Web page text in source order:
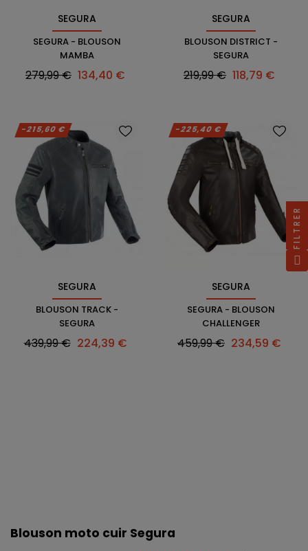
SEGURA
SEGURA - BLOUSON
MAMBA
Prix
279,99 € Prix
134,40 €
SEGURA
BLOUSON DISTRICT -
SEGURA
Prix
219,99 € Prix
118,79 €
-215,60 €
SEGURA
BLOUSON TRACK -
SEGURA
Prix
439,99 € Prix
224,39 €
-225,40 €
SEGURA
SEGURA - BLOUSON
CHALLENGER
Prix
459,99 € Prix
234,59 €
Blouson moto cuir Segura
FILTRER